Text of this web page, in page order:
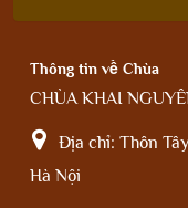
Thông tin về Chùa
CHÙA KHAI
Địa chỉ: Thôn
Hà Nội